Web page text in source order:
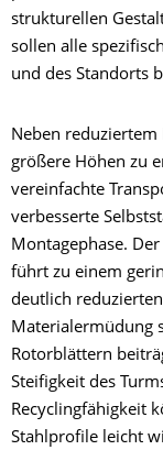
strukturellen
sollen alle
und des Standorts
Neben
größere Höhen zu
vereinfachte
verbesserte
Montagephase.
führt zu einem
deutlich
Materialermüdung
Rotorblättern
Steifigkeit des
Recyclingfähigkeit
Stahlprofile leicht